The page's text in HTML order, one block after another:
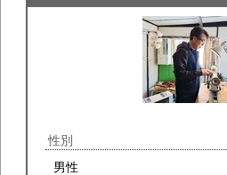
性別
男性